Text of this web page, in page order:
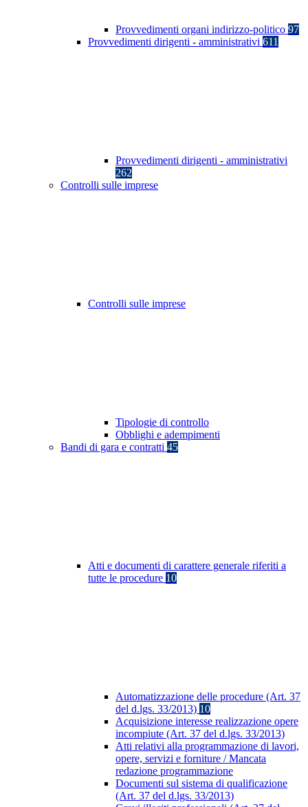
Provvedimenti organi indirizzo-politico 97
Provvedimenti dirigenti - amministrativi 611
Provvedimenti dirigenti - amministrativi
262
Controlli sulle imprese
Controlli sulle imprese
Tipologie di controllo
Obblighi e adempimenti
Bandi di gara e contratti 45
Atti e documenti di carattere generale riferiti a
tutte le procedure 10
Automatizzazione delle procedure (Art. 37
del d.lgs. 33/2013) 10
Acquisizione interesse realizzazione opere
incompiute (Art. 37 del d.lgs. 33/2013)
Atti relativi alla programmazione di lavori,
opere, servizi e forniture / Mancata
redazione programmazione
Documenti sul sistema di qualificazione
(Art. 37 del d.lgs. 33/2013)